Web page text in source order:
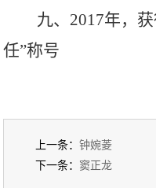
九、 2017年，
任”称号
上一条： 钟婉菱
下一条： ​窦正龙